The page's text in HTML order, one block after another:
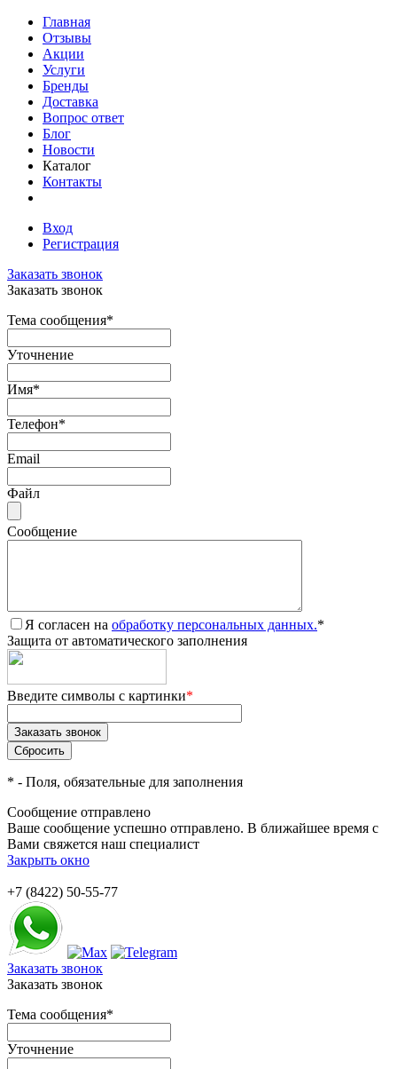
Главная
Отзывы
Акции
Услуги
Бренды
Доставка
Вопрос ответ
Блог
Новости
Каталог
Контакты
Вход
Регистрация
Заказать звонок
Заказать звонок
Тема сообщения*
Уточнение
Имя*
Телефон*
Email
Файл
Сообщение
Я согласен на обработку персональных данных.*
Защита от автоматического заполнения
Введите символы с картинки*
* - Поля, обязательные для заполнения
Сообщение отправлено
Ваше сообщение успешно отправлено. В ближайшее время с
Вами свяжется наш специалист
Закрыть окно
+7 (8422) 50-55-77
Заказать звонок
Заказать звонок
Тема сообщения*
Уточнение